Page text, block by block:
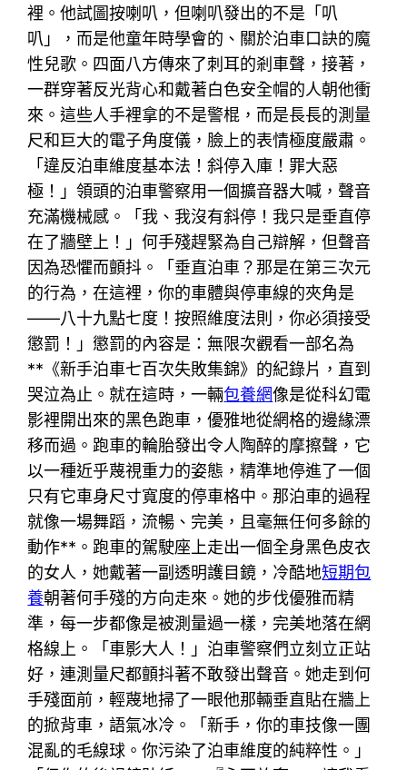
裡。他試圖按喇叭，但喇叭發出的不是「叭
叭」，而是他童年時學會的、關於泊車口訣的魔
性兒歌。四面八方傳來了刺耳的剎車聲，接著，
一群穿著反光背心和戴著白色安全帽的人朝他衝
來。這些人手裡拿的不是警棍，而是長長的測量
尺和巨大的電子角度儀，臉上的表情極度嚴肅。
「違反泊車維度基本法！斜停入庫！罪大惡
極！」領頭的泊車警察用一個擴音器大喊，聲音
充滿機械感。「我、我沒有斜停！我只是垂直停
在了牆壁上！」何手殘趕緊為自己辯解，但聲音
因為恐懼而顫抖。「垂直泊車？那是在第三次元
的行為，在這裡，你的車體與停車線的夾角是
——八十九點七度！按照維度法則，你必須接受
懲罰！」懲罰的內容是：無限次觀看一部名為
**《新手泊車七百次失敗集錦》的紀錄片，直到
哭泣為止。就在這時，一輛包養網像是從科幻電
影裡開出來的黑色跑車，優雅地從網格的邊緣漂
移而過。跑車的輪胎發出令人陶醉的摩擦聲，它
以一種近乎蔑視重力的姿態，精準地停進了一個
只有它車身尺寸寬度的停車格中。那泊車的過程
就像一場舞蹈，流暢、完美，且毫無任何多餘的
動作**。跑車的駕駛座上走出一個全身黑色皮衣
的女人，她戴著一副透明護目鏡，冷酷地短期包
養朝著何手殘的方向走來。她的步伐優雅而精
準，每一步都像是被測量過一樣，完美地落在網
格線上。「車影大人！」泊車警察們立刻立正站
好，連測量尺都顫抖著不敢發出聲音。她走到何
手殘面前，輕蔑地掃了一眼他那輛垂直貼在牆上
的掀背車，語氣冰冷。「新手，你的車技像一團
混亂的毛線球。你污染了泊車維度的純粹性。」